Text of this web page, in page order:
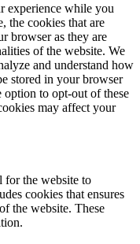
experience while you
the cookies that are
browser as they are
of the website. We
and understand how
stored in your browser
to opt-out of these
may affect your
for the website to
cookies that ensures
the website. These